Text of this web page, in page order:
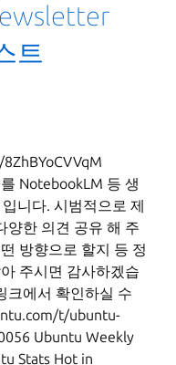
트
NotebookLM 등 생
니다. 시범적으로 제
양한 의견 공유 해 주
방향으로 할지 등 정
주시면 감사하겠습
크에서 확인하실 수
t/ubuntu-
Ubuntu Weekly
Stats Hot in